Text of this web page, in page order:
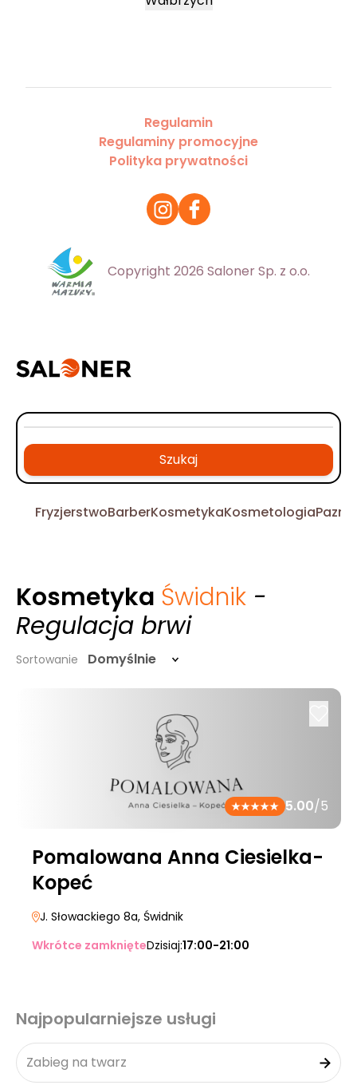
Regulamin
Regulaminy promocyjne
Polityka prywatności
Copyright 2026 Saloner Sp. z o.o.
Szukaj
FryzjerstwoBarberKosmetykaKosmetologia
Kosmetyka Świdnik -
Regulacja brwi
Sortowanie Domyślnie
5.00/5
Pomalowana Anna Ciesielka-
Kopeć
J. Słowackiego 8a, Świdnik
Wkrótce zamknięteDzisiaj:17:00-21:00
Najpopularniejsze usługi
Zabieg na twarz